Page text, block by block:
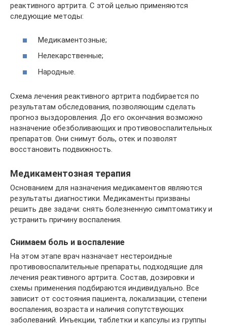
реактивного артрита. С этой целью применяются
следующие методы:
Медикаментозные;
Нелекарственные;
Народные.
Схема лечения реактивного артрита подбирается по
результатам обследования, позволяющим сделать
прогноз выздоровления. До его окончания возможно
назначение обезболивающих и противовоспалительных
препаратов. Они снимут боль, отек и позволят
восстановить подвижность.
Медикаментозная терапия
Основанием для назначения медикаментов являются
результаты диагностики. Медикаменты призваны
решить две задачи: снять болезненную симптоматику и
устранить причину воспаления.
Снимаем боль и воспаление
На этом этапе врач назначает нестероидные
противовоспалительные препараты, подходящие для
лечения реактивного артрита. Состав, дозировки и
схемы применения подбираются индивидуально. Все
зависит от состояния пациента, локализации, степени
воспаления, возраста и наличия сопутствующих
заболеваний. Инъекции, таблетки и капсулы из группы